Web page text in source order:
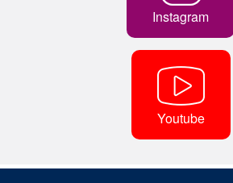
Instagram
Youtube